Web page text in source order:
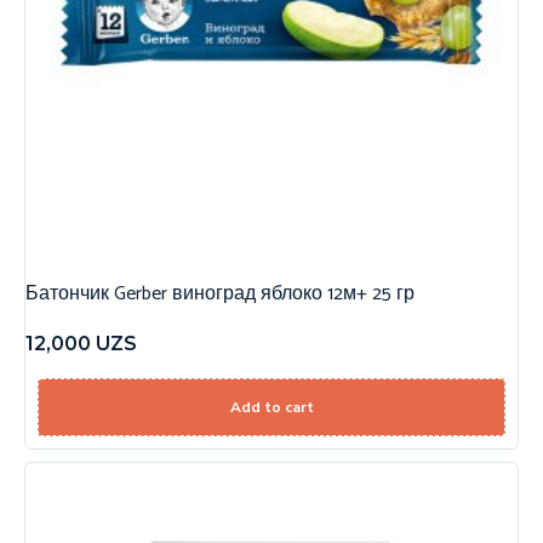
Батончик Gerber виноград яблоко 12м+ 25 гр
12,000 UZS
Add to cart